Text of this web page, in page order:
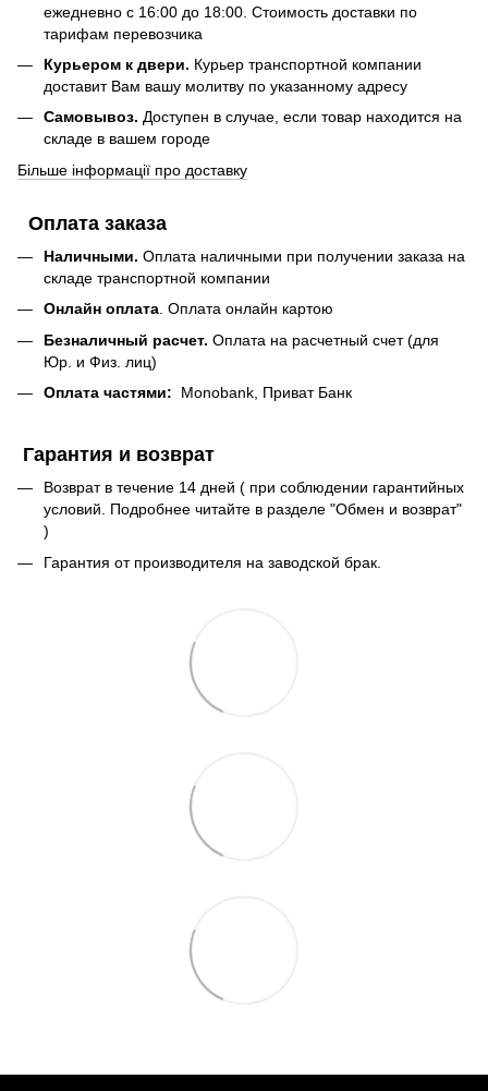
ежедневно с 16:00 до 18:00. Стоимость доставки по
тарифам перевозчика
Курьером к двери. Курьер транспортной компании
доставит Вам вашу молитву по указанному адресу
Самовывоз. Доступен в случае, если товар находится на
складе в вашем городе
Більше інформації про доставку
Оплата заказа
Наличными. Оплата наличными при получении заказа на
складе транспортной компании
Онлайн оплата . Оплата онлайн картою
Безналичный расчет. Оплата на расчетный счет (для
Юр. и Физ. лиц)
Оплата частями: Monobank, Приват Банк
Гарантия и возврат
Возврат в течение 14 дней ( при соблюдении гарантийных
условий. Подробнее читайте в разделе "Обмен и возврат"
)
Гарантия от производителя на заводской брак.